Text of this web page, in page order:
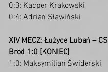
0:3: Kacper Krakowski
0:4: Adrian Sławiński
XIV MECZ: Łużyce Lubań –
Brod 1:0 [KONIEC]
1:0: Maksymilian Świderski